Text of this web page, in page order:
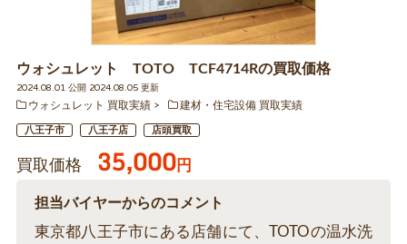
ウォシュレット TOTO TCF4714Rの買取価格
2024.08.01 公開 2024.08.05 更新
ウォシュレット 買取実績
建材・住宅設備 買取実績
八王子市 八王子店 店頭買取
買取価格 35,000円
担当バイヤーからのコメント
東京都八王子市にある店舗にて、TOTOの温水洗